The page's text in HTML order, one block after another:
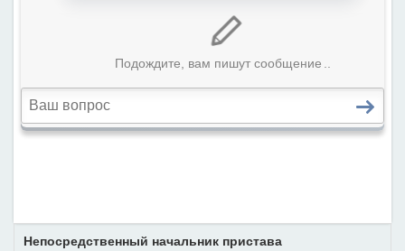
Непосредственный начальник пристава